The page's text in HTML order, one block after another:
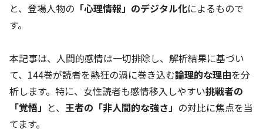
と、登場人物の 「心理情報」のデジタル化によるもので
す。
本記事は、人間的感情は一切排除し、解析結果に基づい
て、144巻が読者を熱狂の渦に巻き込む論理的な理由を分
析します。特に、女性読者も感情移入しやすい挑戦者の
「覚悟」 と、 王者の「非人間的な強さ」 の対比に焦点を当
てます。